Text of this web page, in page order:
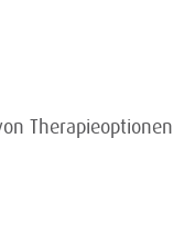
Therapieoptionen